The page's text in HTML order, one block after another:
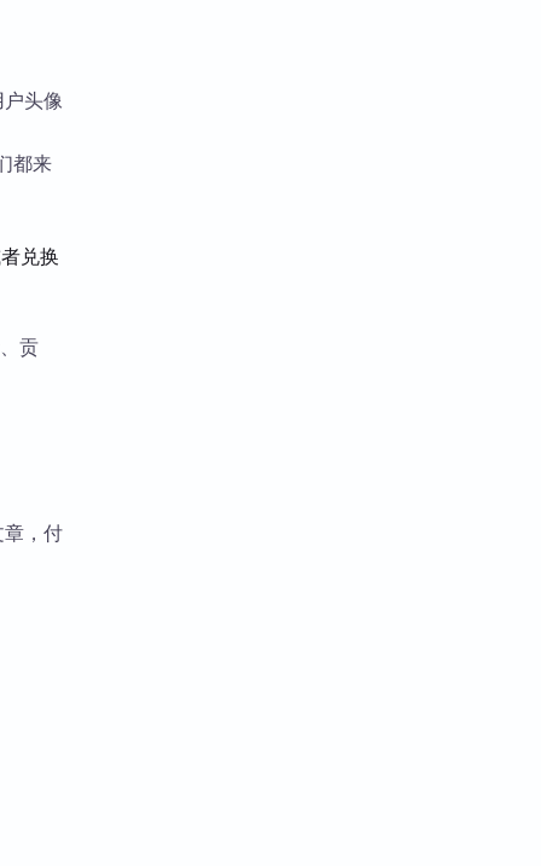
头像
都来
兑换
贡
章，付